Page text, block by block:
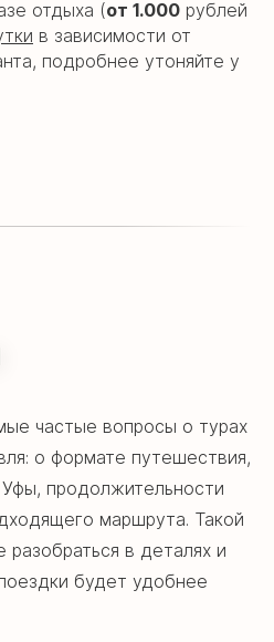
отдыха (от 1.000 рублей
в зависимости от
подробнее утоняйте у
частые вопросы о турах
о формате путешествия,
продолжительности
маршрута. Такой
разобраться в деталях и
будет удобнее